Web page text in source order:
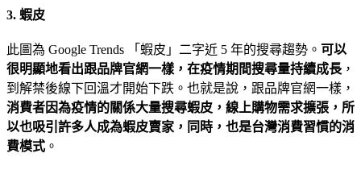
3. 蝦皮
此圖為 Google Trends 「蝦皮」二字近 5 年的搜尋趨勢。 可以
很明顯地看出跟品牌官網一樣，在疫情期間搜尋量持續成長 ，
到解禁後線下回溫才開始下跌。也就是說，跟品牌官網一樣，
消費者因為疫情的關係大量搜尋蝦皮，線上購物需求擴張，所
以也吸引許多人成為蝦皮賣家，同時，也是台灣消費習慣的消
費模式 。